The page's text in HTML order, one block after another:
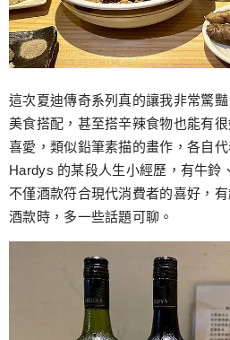
這次夏迪傳奇系列真的讓我非常驚
美食搭配，甚至搭辛辣食物也能有
喜愛，類似鉛筆素描的畫作，各自
Hardys 的某段人生小經歷，有牛鈴
不僅酒款符合現代消費者的喜好，
酒款時，多一些話題可聊。